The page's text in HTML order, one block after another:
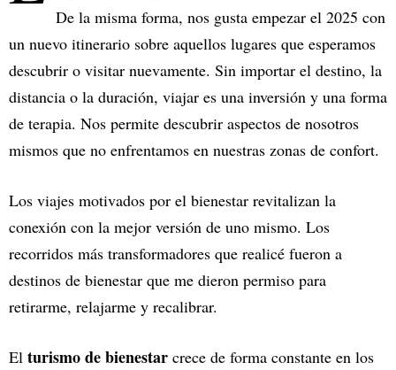
De la misma forma, nos gusta empezar el 2025 con
un nuevo itinerario sobre aquellos lugares que esperamos
descubrir o visitar nuevamente. Sin importar el destino, la
distancia o la duración, viajar es una inversión y una forma
de terapia. Nos permite descubrir aspectos de nosotros
mismos que no enfrentamos en nuestras zonas de confort.
Los viajes motivados por el bienestar revitalizan la
conexión con la mejor versión de uno mismo. Los
recorridos más transformadores que realicé fueron a
destinos de bienestar que me dieron permiso para
retirarme, relajarme y recalibrar.
El turismo de bienestar crece de forma constante en los